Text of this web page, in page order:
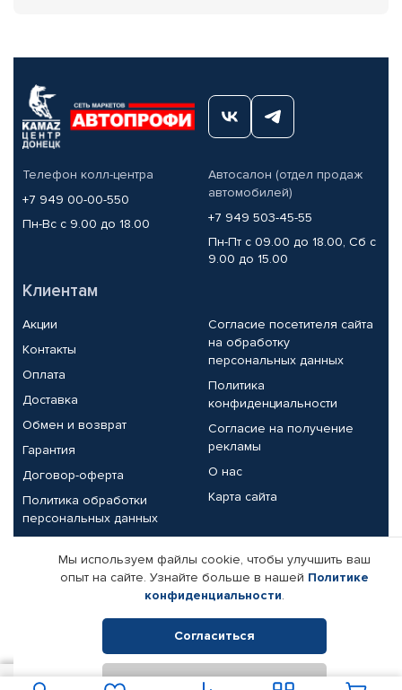
Телефон колл-центра
+7 949 00-00-550
Пн-Вс с 9.00 до 18.00
Автосалон (отдел продаж
автомобилей)
+7 949 503-45-55
Пн-Пт с 09.00 до 18.00, Сб с
9.00 до 15.00
Клиентам
Акции
Контакты
Оплата
Доставка
Обмен и возврат
Гарантия
Договор-оферта
Политика обработки
персональных данных
Согласие посетителя сайта
на обработку
персональных данных
Политика
конфиденциальности
Согласие на получение
рекламы
О нас
Карта сайта
Партнерам
Корпоративным клиентам
Поставщикам
Реквизиты компании
© КАМАЗ ЦЕНТР ДОНЕЦК, 2015-2026. Все права защищены.
Мы используем файлы cookie, чтобы улучшить ваш
опыт на сайте. Узнайте больше в нашей Политике
конфиденциальности.
Согласиться
Отклонить